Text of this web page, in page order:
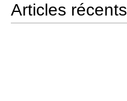
Articles récents